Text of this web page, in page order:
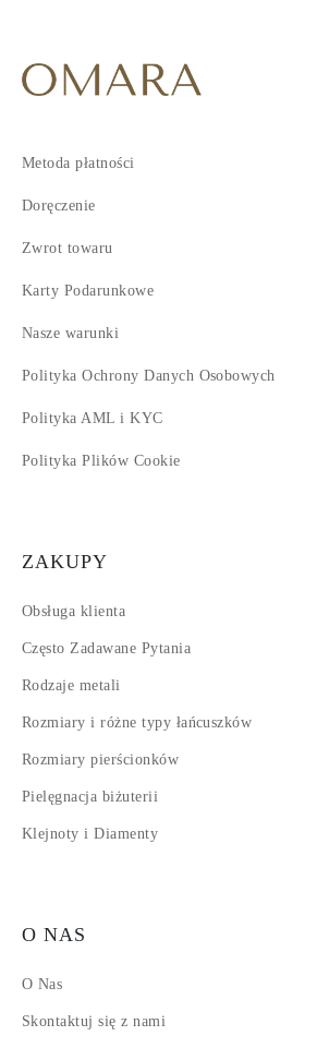
Metoda płatności
Doręczenie
Zwrot towaru
Karty Podarunkowe
Nasze warunki
Polityka Ochrony Danych Osobowych
Polityka AML i KYC
Polityka Plików Cookie
ZAKUPY
Obsługa klienta
Często Zadawane Pytania
Rodzaje metali
Rozmiary i różne typy łańcuszków
Rozmiary pierścionków
Pielęgnacja biżuterii
Klejnoty i Diamenty
O NAS
O Nas
Skontaktuj się z nami